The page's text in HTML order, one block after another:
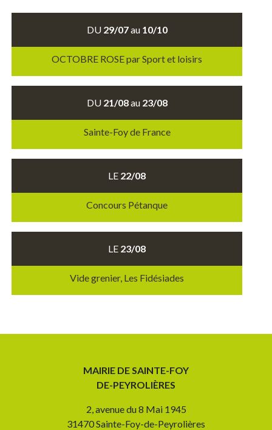
DU 29/07au 10/10
OCTOBRE ROSE par Sport et loisirs
DU 21/08au 23/08
Sainte-Foy de France
LE 22/08
Concours Pétanque
LE 23/08
Vide grenier, Les Fidésiades
MAIRIE DE SAINTE-FOY
DE-PEYROLIÈRES
2, avenue du 8 Mai 1945
31470 Sainte-Foy-de-Peyrolières